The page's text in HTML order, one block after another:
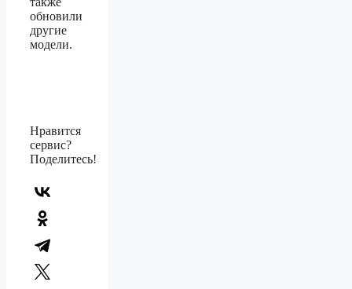
обновили
другие
модели.
Нравится
сервис?
Поделитесь!